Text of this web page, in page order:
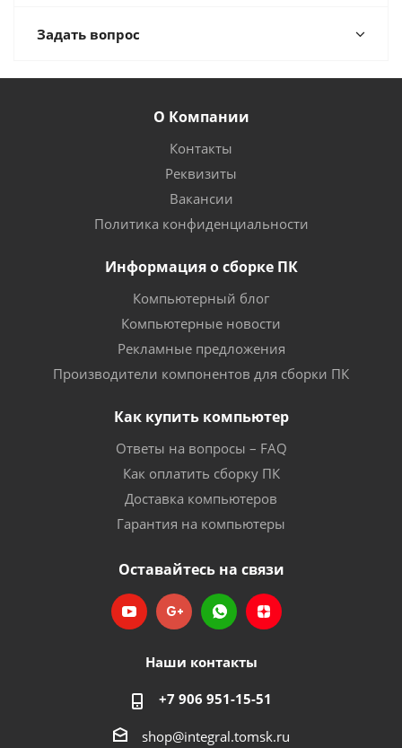
Задать вопрос
О Компании
Контакты
Реквизиты
Вакансии
Политика конфиденциальности
Информация о сборке ПК
Компьютерный блог
Компьютерные новости
Рекламные предложения
Производители компонентов для сборки ПК
Как купить компьютер
Ответы на вопросы – FAQ
Как оплатить сборку ПК
Доставка компьютеров
Гарантия на компьютеры
Оставайтесь на связи
Наши контакты
+7 906 951-15-51
shop@integral.tomsk.ru